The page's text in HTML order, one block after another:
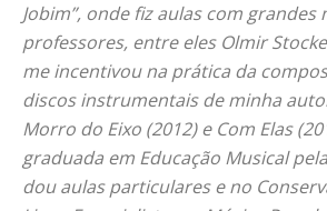
Jobim”, onde fiz aulas com grandes
professores, entre eles Olmir
me incentivou na prática da
discos instrumentais de minha
Morro do Eixo (2012) e Com Elas
graduada em Educação Musical
dou aulas particulares e no